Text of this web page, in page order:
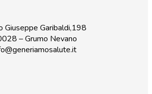
Giuseppe Garibaldi,198
– Grumo Nevano